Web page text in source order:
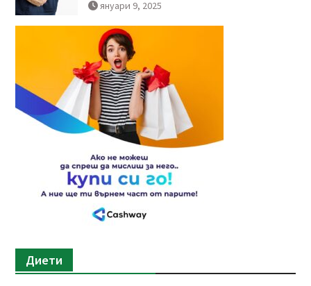
януари 9, 2025
Диети